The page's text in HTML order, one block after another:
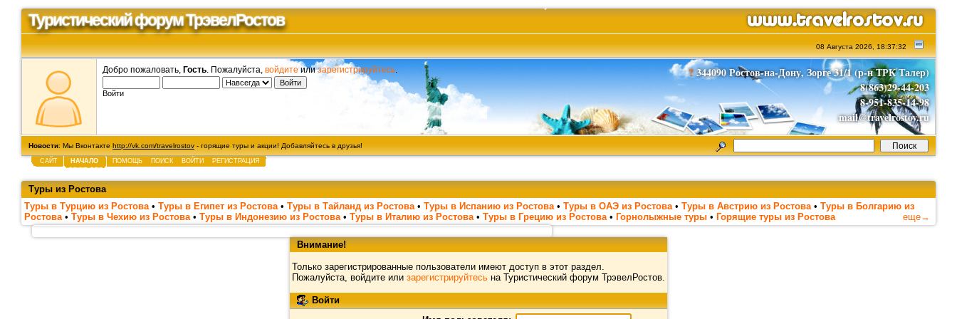
Туристический форум ТрэвелРостов
08 Августа 2026, 18:37:32
?344090 Ростов-на-Дону, Зорге 31/1 (р-н ТРК Талер)
8(863)29-44-203
8-951-835-14-98
mail@travelrostov.ru
Добро пожаловать, Гость . Пожалуйста, войдитеилизарегистрируйтесь
Войти
Новости: Мы Вконтакте http://vk.com/travelrostov - горящие туры и акции! Добавляйтесь в друзья!
САЙТ НАЧАЛО ПОМОЩЬ ПОИСК ВОЙТИ РЕГИСТРАЦИЯ
Туры из Ростова
Туры в Турцию из Ростова • Туры в Египет из Ростова • Туры в Тайланд из Ростова • Туры в Испанию из Ростова • Туры в ОАЭ из Ростова • Туры в Австрию из Ростова • Туры в Болгарию из
Ростова • Туры в Чехию из Ростова • Туры в Индонезию из Ростова • Туры в Италию из Ростова • Туры в Грецию из Ростова • Горнолыжные туры • Горящие туры из Ростова еще→
Внимание!
Только зарегистрированные пользователи имеют доступ в этот раздел.
Пожалуйста, войдите или зарегистрируйтесь на Туристический форум ТрэвелРостов.
Войти